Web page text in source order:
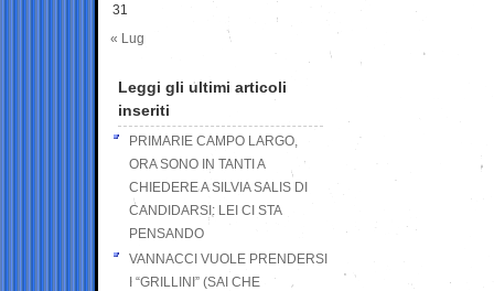
31
« Lug
Leggi gli ultimi articoli
inseriti
PRIMARIE CAMPO LARGO,
ORA SONO IN TANTI A
CHIEDERE A SILVIA SALIS DI
CANDIDARSI: LEI CI STA
PENSANDO
VANNACCI VUOLE PRENDERSI
I “GRILLINI” (SAI CHE